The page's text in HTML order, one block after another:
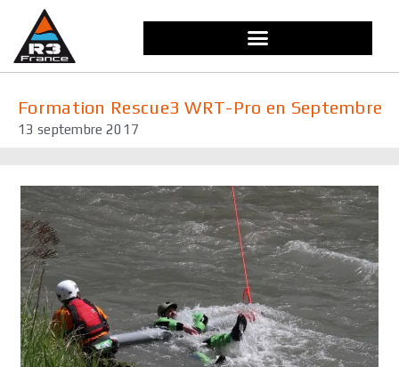
contenu
Formation Rescue3 WRT-Pro en Septembre
13 septembre 2017